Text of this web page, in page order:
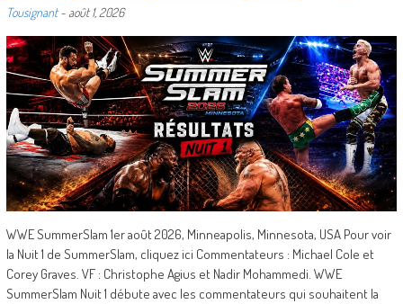
Tousignant- août 1, 2026
WWE SummerSlam 1er août 2026, Minneapolis, Minnesota, USA Pour voir
la Nuit 1 de SummerSlam, cliquez ici Commentateurs : Michael Cole et
Corey Graves. VF : Christophe Agius et Nadir Mohammedi. WWE
SummerSlam Nuit 1 débute avec les commentateurs qui souhaitent la